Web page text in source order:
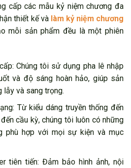
cấp các mẫu kỷ niệm chương đa
thiết kế và làm kỷ niệm chương
mỗi sản phẩm đều là một phiên
Chúng tôi sử dụng pha lê nhập
và độ sáng hoàn hảo, giúp sản
lẫy và sang trọng.
Từ kiểu dáng truyền thống đến
cầu kỳ, chúng tôi luôn có những
phù hợp với mọi sự kiện và mục
tiên tiến: Đảm bảo hình ảnh, nội